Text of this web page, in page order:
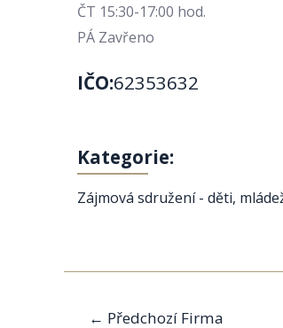
ČT 15:30-17:00 hod.
PÁ Zavřeno
IČO:62353632
Kategorie:
Zájmová sdružení - děti,
← Předchozí Firma